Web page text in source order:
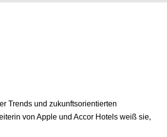
Trends und zukunftsorientierten
von Apple und Accor Hotels weiß sie,